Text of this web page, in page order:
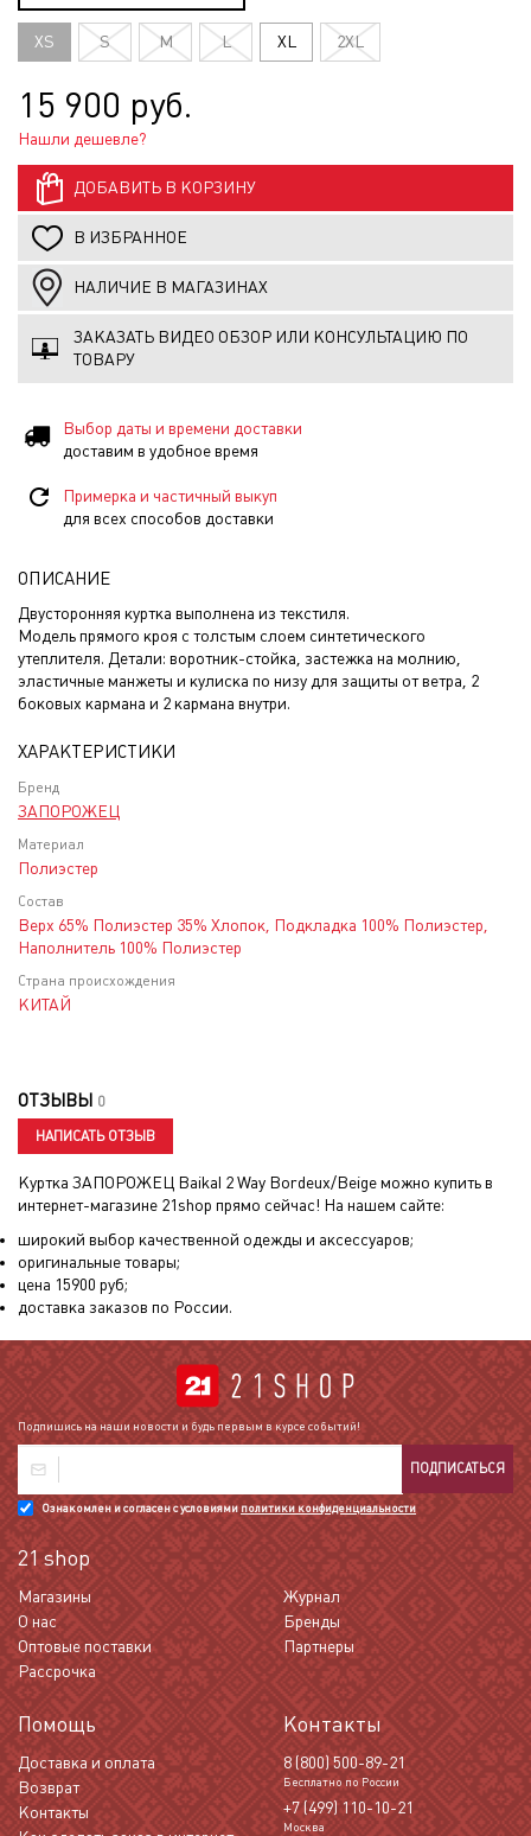
XS S M L XL 2XL
15 900 руб.
Нашли дешевле?
ДОБАВИТЬ В КОРЗИНУ
В ИЗБРАННОЕ
НАЛИЧИЕ В МАГАЗИНАХ
ЗАКАЗАТЬ ВИДЕО ОБЗОР ИЛИ КОНСУЛЬТАЦИЮ ПО
ТОВАРУ
Выбор даты и времени доставки
доставим в удобное время
Примерка и частичный выкуп
для всех способов доставки
ОПИСАНИЕ
Двусторонняя куртка выполнена из текстиля.
Модель прямого кроя с толстым слоем синтетического
утеплителя. Детали: воротник-стойка, застежка на молнию,
эластичные манжеты и кулиска по низу для защиты от ветра, 2
боковых кармана и 2 кармана внутри.
ХАРАКТЕРИСТИКИ
Бренд
ЗАПОРОЖЕЦ
Материал
Полиэстер
Состав
Верх 65% Полиэстер 35% Хлопок, Подкладка 100% Полиэстер,
Наполнитель 100% Полиэстер
Страна происхождения
КИТАЙ
ОТЗЫВЫ 0
НАПИСАТЬ ОТЗЫВ
Куртка ЗАПОРОЖЕЦ Baikal 2 Way Bordeux/Beigeможно купить в
интернет-магазине 21shop прямо сейчас! На нашем сайте:
широкий выбор качественной одежды и аксессуаров;
оригинальные товары;
цена 15900 руб;
доставка заказов по России.
Подпишись на наши новости и будь первым в курсе событий!
ПОДПИСАТЬСЯ
Ознакомлен и согласен с условиямиполитики конфиденциальности
21 shop
Магазины
Журнал
О нас
Бренды
Оптовые поставки
Партнеры
Рассрочка
Помощь
Доставка и оплата
Возврат
Контакты
Контакты
8 (800) 500-89-21
Бесплатно по России
+7 (499) 110-10-21
Москва